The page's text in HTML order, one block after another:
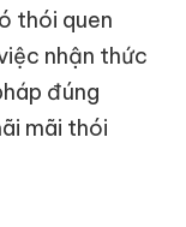
thói quen
nhận thức
đúng
mãi thói